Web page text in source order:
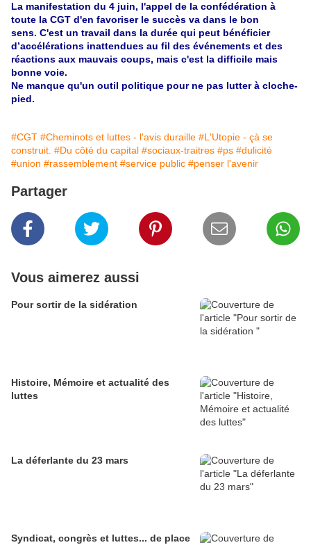
La manifestation du 4 juin, l'appel de la confédération à
toute la CGT d'en favoriser le succès va dans le bon
sens. C'est un travail dans la durée qui peut bénéficier
d’accélérations inattendues au fil des événements et des
réactions aux mauvais coups, mais c'est la difficile mais
bonne voie.
Ne manque qu'un outil politique pour ne pas lutter à cloche-
pied.
#CGT #Cheminots et luttes - l'avis duraille #L'Utopie - çà se
construit. #Du côté du capital #sociaux-traitres #ps #dulicité
#union #rassemblement #service public #penser l'avenir
Partager
Vous aimerez aussi
Pour sortir de la sidération
Histoire, Mémoire et actualité des
luttes
La déferlante du 23 mars
Syndicat, congrès et luttes... de place